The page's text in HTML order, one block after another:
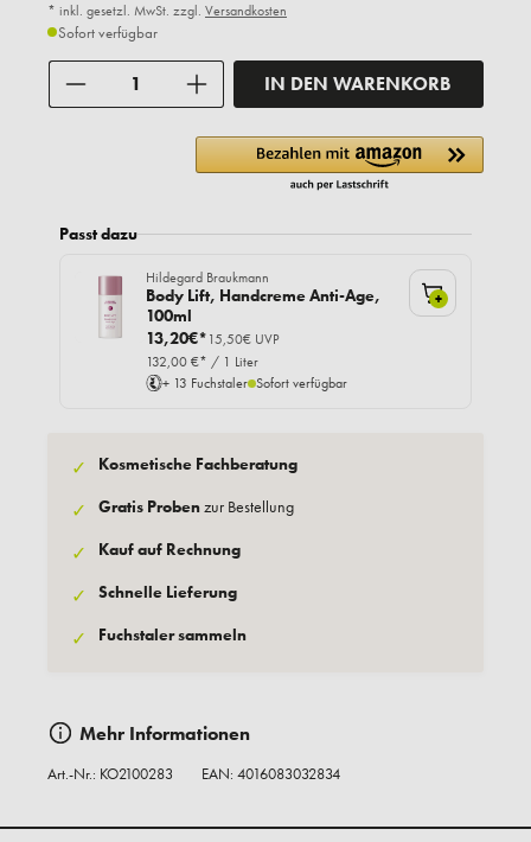
* inkl. gesetzl. MwSt. zzgl. Versandkosten
Sofort verfügbar
IN DEN WARENKORB
Passt dazu
Hildegard Braukmann
Body Lift, Handcreme Anti-Age,
100ml
13,20€*15,50€ UVP
132,00 €* / 1 Liter
+ 13 Fuchstaler Sofort verfügbar
+
✓ Kosmetische Fachberatung
✓ Gratis Probenzur Bestellung
✓ Kauf auf Rechnung
✓ Schnelle Lieferung
✓ Fuchstaler sammeln
Mehr Informationen
Art.-Nr.: KO2100283 EAN: 4016083032834